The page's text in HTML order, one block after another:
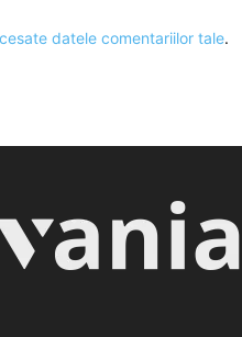
datele comentariilor tale.